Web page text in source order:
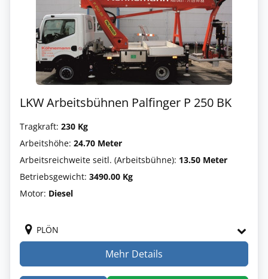
LKW Arbeitsbühnen Palfinger P 250 BK
Tragkraft: 230 Kg
Arbeitshöhe: 24.70 Meter
Arbeitsreichweite seitl. (Arbeitsbühne): 13.50 Meter
Betriebsgewicht: 3490.00 Kg
Motor: Diesel
PLÖN
Mehr Details